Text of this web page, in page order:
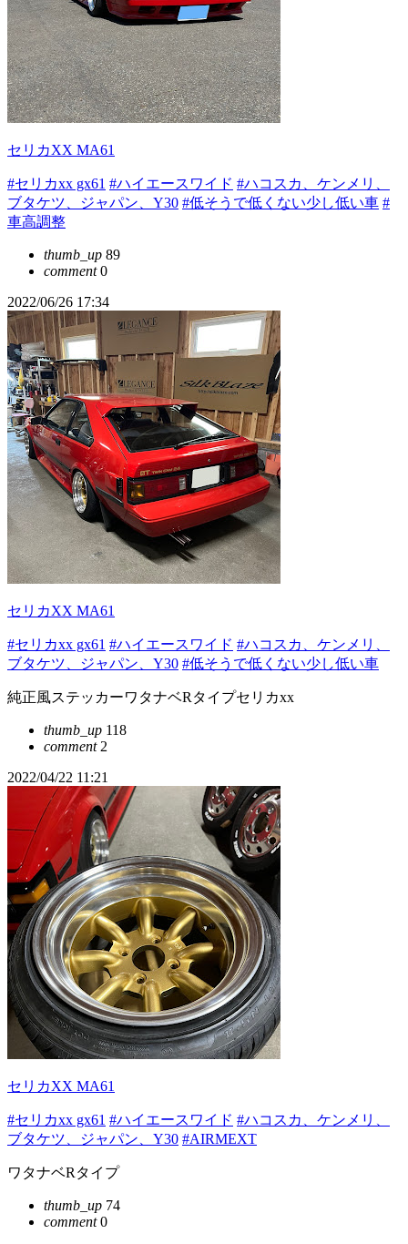
セリカXX MA61
#セリカxx gx61 #ハイエースワイド #ハコスカ、ケンメリ、
ブタケツ、ジャパン、Y30 #低そうで低くない少し低い車 #
車高調整
thumb_up 89
comment0
2022/06/26 17:34
セリカXX MA61
#セリカxx gx61 #ハイエースワイド #ハコスカ、ケンメリ、
ブタケツ、ジャパン、Y30 #低そうで低くない少し低い車
純正風ステッカーワタナベRタイプセリカxx
thumb_up 118
comment2
2022/04/22 11:21
セリカXX MA61
#セリカxx gx61 #ハイエースワイド #ハコスカ、ケンメリ、
ブタケツ、ジャパン、Y30 #AIRMEXT
ワタナベRタイプ
thumb_up 74
comment0